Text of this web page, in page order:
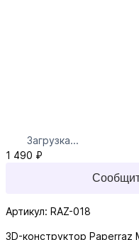
Загрузка...
1 490 ₽
Артикул: RAZ-018
3D-конструктор